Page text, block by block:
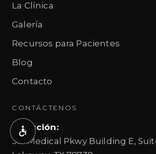
La Clínica
Galería
Recursos para Pacientes
Blog
Contacto
CONTÁCTENOS
Dirección:
312 Medical Pkwy Building E,
Accesibilidad